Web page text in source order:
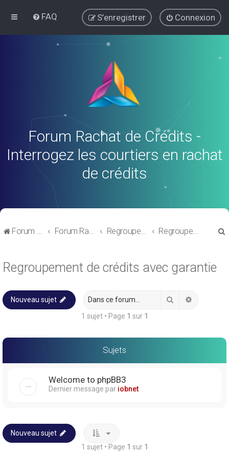
FAQ Connexion
S’enregistrer
Forum Rachat de Crédits -
Interrogez les courtiers en rachat
de crédits
Forum de discussions sur le Regroupement de Crédits et le Rachat de Crédits Forum Rachat de Crédits Regroupement de crédits ou Rachat de Crédits pour Propriétaire Regroupement de crédits avec garantie
Regroupement de crédits avec garantie
Nouveau sujet Rechercher
1 sujet • Page 1 sur 1
Sujets
Welcome to phpBB3
Dernier message par iobnet
Nouveau sujet
1 sujet • Page 1 sur 1